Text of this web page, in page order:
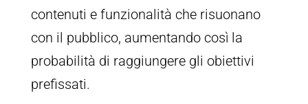
contenuti e funzionalità che risuonano
con il pubblico, aumentando così la
probabilità di raggiungere gli obiettivi
prefissati.